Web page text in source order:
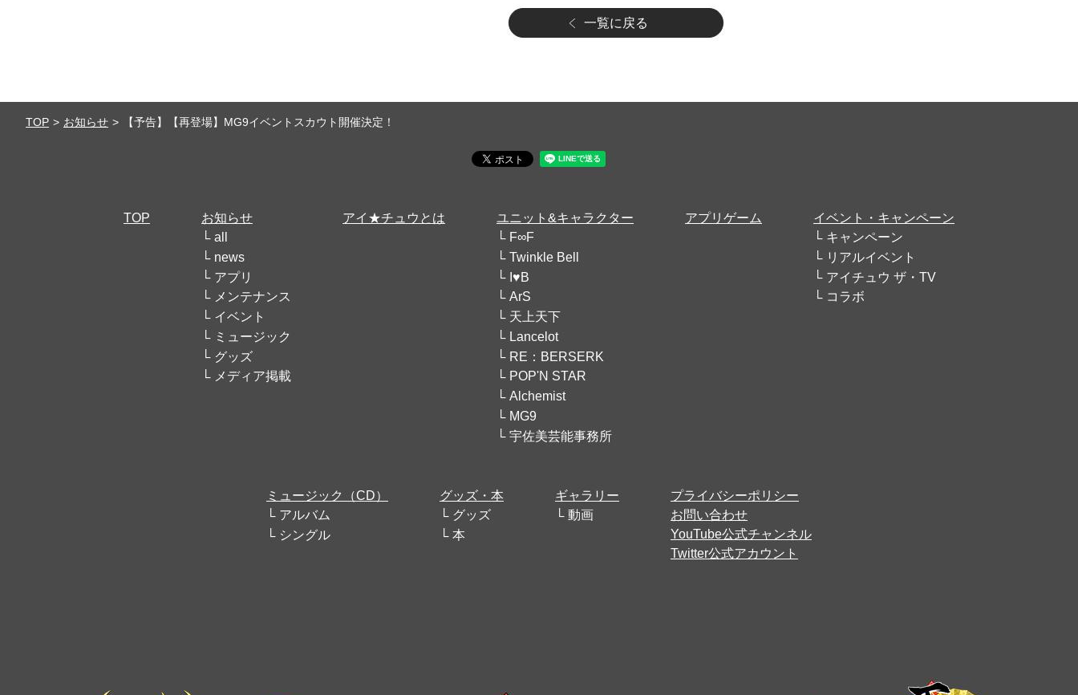
一覧に戻る
TOP お知らせ 【予告】【再登場】MG9イベントスカウト開催決定！
TOP
お知らせ
all
news
アプリ
メンテナンス
イベント
ミュージック
グッズ
メディア掲載
アイ★チュウとは
ユニット&キャラクター
F∞F
Twinkle Bell
I♥B
ArS
天上天下
Lancelot
RE：BERSERK
POP'N STAR
Alchemist
MG9
宇佐美芸能事務所
アプリゲーム
イベント・キャンペーン
キャンペーン
リアルイベント
アイチュウ ザ・TV
コラボ
ミュージック（CD）
アルバム
シングル
グッズ・本
グッズ
本
ギャラリー
動画
プライバシーポリシー
お問い合わせ
YouTube公式チャンネル
Twitter公式アカウント